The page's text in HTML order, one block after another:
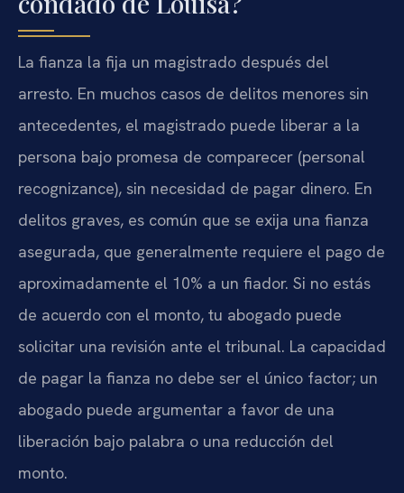
La fianza la fija un magistrado después del
arresto. En muchos casos de delitos menores sin
antecedentes, el magistrado puede liberar a la
persona bajo promesa de comparecer (personal
recognizance), sin necesidad de pagar dinero. En
delitos graves, es común que se exija una fianza
asegurada, que generalmente requiere el pago de
aproximadamente el 10% a un fiador. Si no estás
de acuerdo con el monto, tu abogado puede
solicitar una revisión ante el tribunal. La capacidad
de pagar la fianza no debe ser el único factor; un
abogado puede argumentar a favor de una
liberación bajo palabra o una reducción del
monto.